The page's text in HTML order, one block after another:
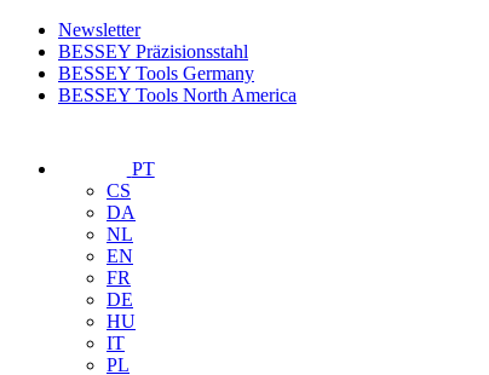
Newsletter
BESSEY Präzisionsstahl
BESSEY Tools Germany
BESSEY Tools North America
PT
CS
DA
NL
EN
FR
DE
HU
IT
PL